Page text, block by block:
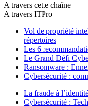
A travers cette chaîne
A travers ITPro
Vol de propriété
répertoires
Les 6
Le Grand Défi
Ransomware :
Cybersécurité :
La fraude à
Cybersécurité :